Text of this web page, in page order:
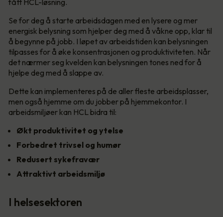
fått HCL-løsning.
Se for deg å starte arbeidsdagen med en lysere og mer
energisk belysning som hjelper deg med å våkne opp, klar til
å begynne på jobb. I løpet av arbeidstiden kan belysningen
tilpasses for å øke konsentrasjonen og produktiviteten. Når
det nærmer seg kvelden kan belysningen tones ned for å
hjelpe deg med å slappe av.
Dette kan implementeres på de aller fleste arbeidsplasser,
men også hjemme om du jobber på hjemmekontor. I
arbeidsmiljøer kan HCL bidra til:
Økt produktivitet og ytelse
Forbedret trivsel og humør
Redusert sykefravær
Attraktivt arbeidsmiljø
I helsesektoren